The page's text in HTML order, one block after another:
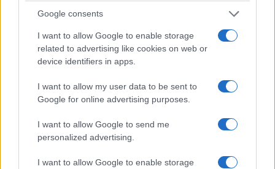
Google consents
I want to allow Google to enable storage
related to advertising like cookies on web or
device identifiers in apps.
I want to allow my user data to be sent to
Google for online advertising purposes.
I want to allow Google to send me
personalized advertising.
I want to allow Google to enable storage
οικογένειες με μικρά παιδιά, που
ενδιαφέρονται για δραστηριότητες, σημειώνει
επίσης, που θα μπορούσαν να δέσουν
αρμονικά με την αρχιτεκτονική του χωριού και
την ομορφιά της ευρύτερης περιοχής.